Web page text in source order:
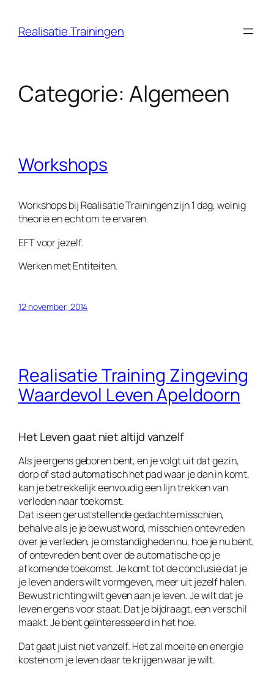
Realisatie Trainingen
Categorie: Algemeen
Workshops
Workshops bij Realisatie Trainingen zijn 1 dag, weinig
theorie en echt om te ervaren.
EFT voor jezelf.
Werken met Entiteiten.
12 november, 2014
Realisatie Training Zingeving
Waardevol Leven Apeldoorn
Het Leven gaat niet altijd vanzelf
Als je ergens geboren bent, en je volgt uit dat gezin,
dorp of stad automatisch het pad waar je dan in komt,
kan je betrekkelijk eenvoudig een lijn trekken van
verleden naar toekomst.
Dat is een geruststellende gedachte misschien,
behalve als je je bewust word, misschien ontevreden
over je verleden, je omstandigheden nu, hoe je nu bent,
of ontevreden bent over de automatische op je
afkomende toekomst. Je komt tot de conclusie dat je
je leven anders wilt vormgeven, meer uit jezelf halen.
Bewust richting wilt geven aan je leven. Je wilt dat je
leven ergens voor staat. Dat je bijdraagt, een verschil
maakt. Je bent geïnteresseerd in het hoe.
Dat gaat juist niet vanzelf. Het zal moeite en energie
kosten om je leven daar te krijgen waar je wilt.